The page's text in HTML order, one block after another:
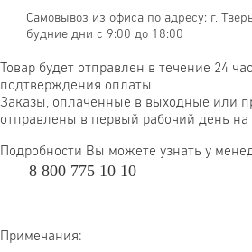
Самовывоз из офиса по адресу: г.
будние дни с 9:00 до 18:00
Товар будет отправлен в течение 24
подтверждения оплаты.
Заказы, оплаченные в выходные или
отправлены в первый рабочий день на
Подробности Вы можете узнать у
8 800 775 10 10
Примечания: